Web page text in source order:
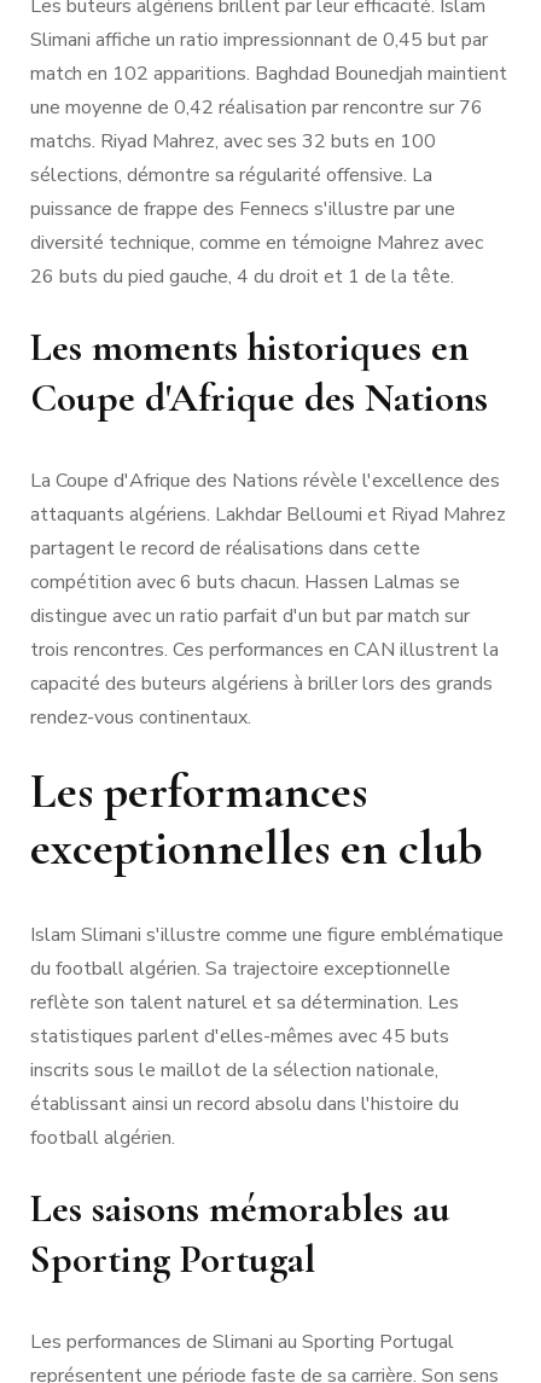
Les buteurs algériens brillent par leur efficacité. Islam
Slimani affiche un ratio impressionnant de 0,45 but par
match en 102 apparitions. Baghdad Bounedjah maintient
une moyenne de 0,42 réalisation par rencontre sur 76
matchs. Riyad Mahrez, avec ses 32 buts en 100
sélections, démontre sa régularité offensive. La
puissance de frappe des Fennecs s'illustre par une
diversité technique, comme en témoigne Mahrez avec
26 buts du pied gauche, 4 du droit et 1 de la tête.
Les moments historiques en
Coupe d'Afrique des Nations
La Coupe d'Afrique des Nations révèle l'excellence des
attaquants algériens. Lakhdar Belloumi et Riyad Mahrez
partagent le record de réalisations dans cette
compétition avec 6 buts chacun. Hassen Lalmas se
distingue avec un ratio parfait d'un but par match sur
trois rencontres. Ces performances en CAN illustrent la
capacité des buteurs algériens à briller lors des grands
rendez-vous continentaux.
Les performances
exceptionnelles en club
Islam Slimani s'illustre comme une figure emblématique
du football algérien. Sa trajectoire exceptionnelle
reflète son talent naturel et sa détermination. Les
statistiques parlent d'elles-mêmes avec 45 buts
inscrits sous le maillot de la sélection nationale,
établissant ainsi un record absolu dans l'histoire du
football algérien.
Les saisons mémorables au
Sporting Portugal
Les performances de Slimani au Sporting Portugal
représentent une période faste de sa carrière. Son sens